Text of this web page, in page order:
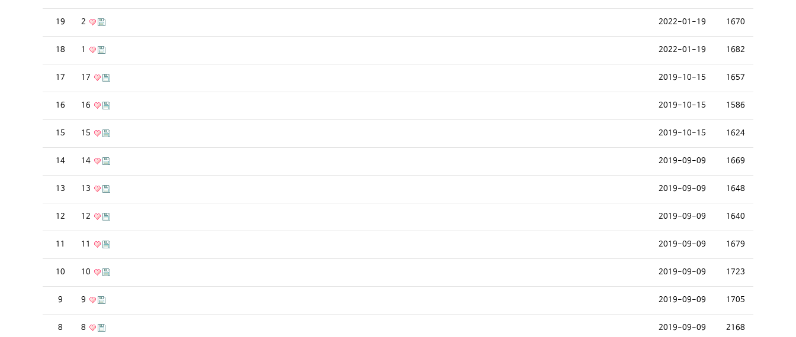
19 2 2022-01-19 1670
18 1 2022-01-19 1682
17 17 2019-10-15 1657
16 16 2019-10-15 1586
15 15 2019-10-15 1624
14 14 2019-09-09 1669
13 13 2019-09-09 1648
12 12 2019-09-09 1640
11 11 2019-09-09 1679
10 10 2019-09-09 1723
9 9 2019-09-09 1705
8 8 2019-09-09 2168